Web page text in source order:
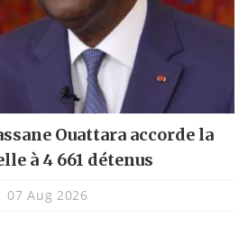
Ouattara accorde la
à 4 661 détenus
07 Aug 2026